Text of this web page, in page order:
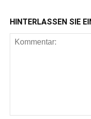
HINTERLASSEN SIE